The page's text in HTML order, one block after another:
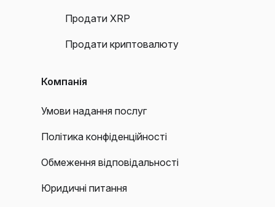
Продати XRP
Продати криптовалюту
Компанія
Умови надання послуг
Політика конфіденційності
Обмеження відповідальності
Юридичні питання